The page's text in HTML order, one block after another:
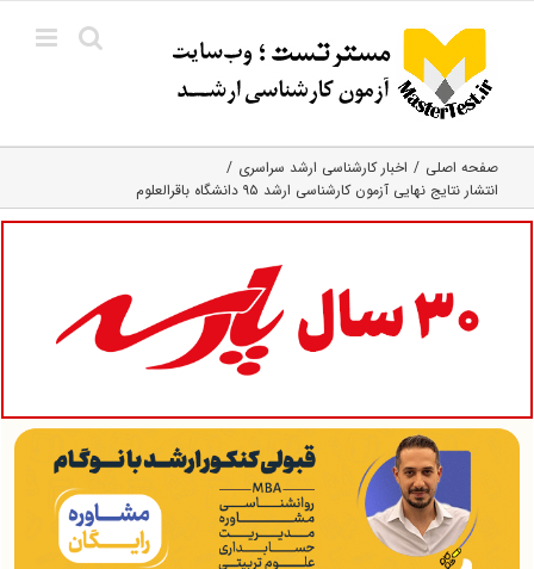
content
صفحه اصلی
اخبار کارشناسی ارشد سراسری
انتشار نتایج نهایی آزمون کارشناسی ارشد ۹۵ دانشگاه باقرالعلوم